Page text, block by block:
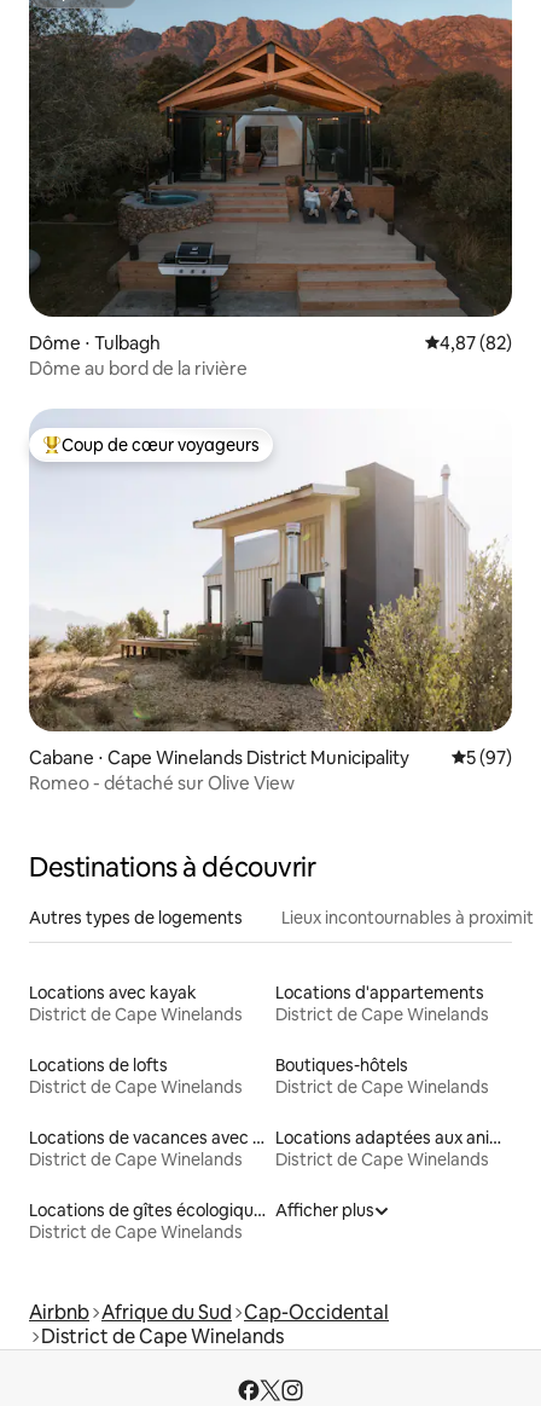
Dôme ⋅ Tulbagh Évaluation
4,87 (82)
Dôme au bord de la rivière
Coups de cœur voyageurs les plus appréciés
Coup de cœur voyageurs
Cabane ⋅ Cape Winelands District Municipality
5 (97)
Romeo - détaché sur Olive View
Destinations à découvrir
Autres types de logements Lieux incontournables à
Locations avec kayak
District de Cape Winelands
Locations d'appartements
District de Cape Winelands
Locations de lofts
District de Cape Winelands
Boutiques-hôtels
District de Cape Winelands
Locations de vacances avec piscine
District de Cape Winelands
Locations adaptées aux animaux
District de Cape Winelands
Locations de gîtes écologiques
District de Cape Winelands
Afficher plus
Airbnb Afrique du Sud Cap-Occidental
District de Cape Winelands